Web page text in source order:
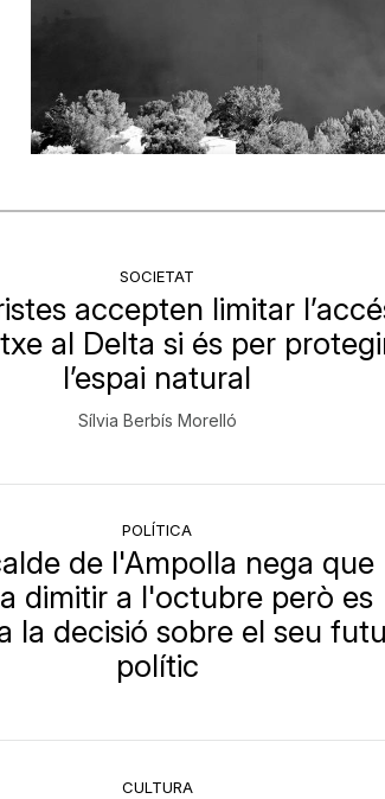
SOCIETAT
accepten limitar
al Delta si és per
l’espai natural
Sílvia Berbís Morelló
POLÍTICA
de l'Ampolla nega que
dimitir a l'octubre però es
la decisió sobre el seu
polític
CULTURA